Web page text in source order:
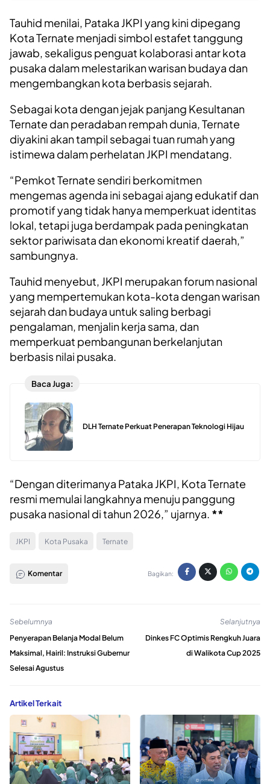
Tauhid menilai, Pataka JKPI yang kini dipegang
Kota Ternate menjadi simbol estafet tanggung
jawab, sekaligus penguat kolaborasi antar kota
pusaka dalam melestarikan warisan budaya dan
mengembangkan kota berbasis sejarah.
Sebagai kota dengan jejak panjang Kesultanan
Ternate dan peradaban rempah dunia, Ternate
diyakini akan tampil sebagai tuan rumah yang
istimewa dalam perhelatan JKPI mendatang.
“Pemkot Ternate sendiri berkomitmen
mengemas agenda ini sebagai ajang edukatif dan
promotif yang tidak hanya memperkuat identitas
lokal, tetapi juga berdampak pada peningkatan
sektor pariwisata dan ekonomi kreatif daerah,”
sambungnya.
Tauhid menyebut, JKPI merupakan forum nasional
yang mempertemukan kota-kota dengan warisan
sejarah dan budaya untuk saling berbagi
pengalaman, menjalin kerja sama, dan
memperkuat pembangunan berkelanjutan
berbasis nilai pusaka.
Baca Juga:
DLH Ternate Perkuat Penerapan Teknologi Hijau
“Dengan diterimanya Pataka JKPI, Kota Ternate
resmi memulai langkahnya menuju panggung
pusaka nasional di tahun 2026,” ujarnya. **
JKPI Kota Pusaka Ternate
Komentar Bagikan:
Sebelumnya
Penyerapan Belanja Modal Belum
Maksimal, Hairil: Instruksi Gubernur
Selesai Agustus
Selanjutnya
Dinkes FC Optimis Rengkuh Juara
di Walikota Cup 2025
Artikel Terkait